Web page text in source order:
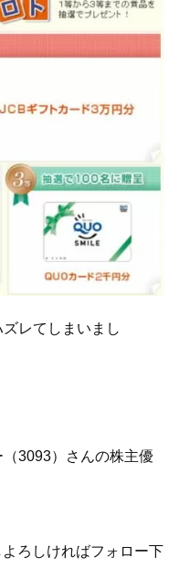
レてしまいまし
3093）さんの株主優
ろしければフォロー下